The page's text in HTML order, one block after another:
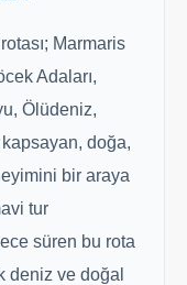
Marmaris
Adaları,
Ölüdeniz,
kapsayan, doğa,
bir araya
tur
süren bu rota
deniz ve doğal